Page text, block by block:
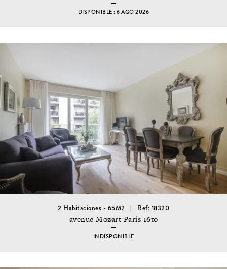
DISPONIBLE : 6 AGO 2026
2 Habitaciones - 65M2 Ref: 18320
avenue Mozart París 16to
INDISPONIBLE